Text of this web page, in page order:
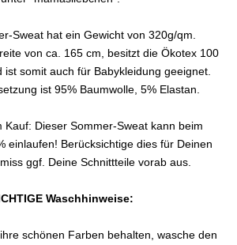
Sweat hat ein Gewicht von 320g/qm.
von ca. 165 cm, besitzt die Ökotex 100
ist somit auch für Babykleidung geeignet.
ist 95% Baumwolle, 5% Elastan.
Kauf: Dieser Sommer-Sweat kann beim
einlaufen! Berücksichtige dies für Deinen
ggf. Deine Schnittteile vorab aus.
Waschhinweise:
schönen Farben behalten, wasche den